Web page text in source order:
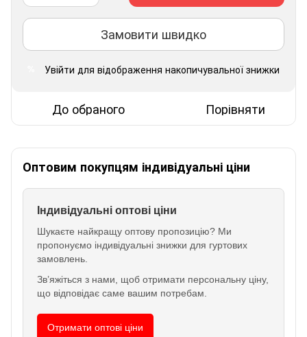
Замовити швидко
Увійти для відображення накопичувальної знижки
До обраного Порівняти
Оптовим покупцям індивідуальні ціни
Індивідуальні оптові ціни
Шукаєте найкращу оптову пропозицію? Ми
пропонуємо індивідуальні знижки для гуртових
замовлень.
Зв’яжіться з нами, щоб отримати персональну ціну,
що відповідає саме вашим потребам.
Отримати оптові ціни